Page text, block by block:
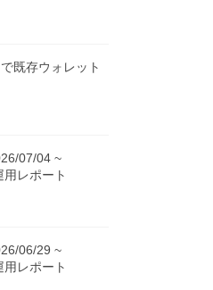
既存ウォレット
07/04 ~
レポート
06/29 ~
レポート